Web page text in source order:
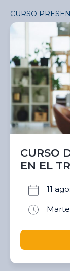
CURSO
CURSO
EN EL
11